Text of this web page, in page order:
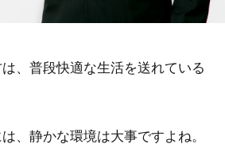
、普段快適な生活を送れている
、静かな環境は大事ですよね。